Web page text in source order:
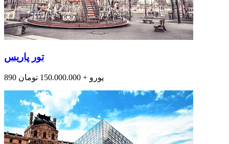
تور پاریس
890 یورو + 150.000.000 تومان